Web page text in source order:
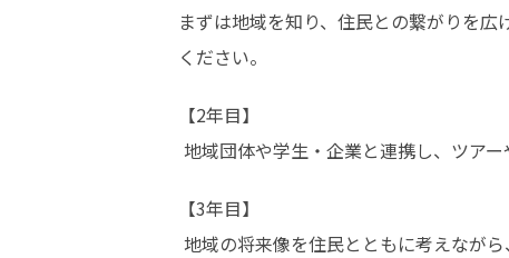
まずは地域を知り、住民との繋がりを
ください。
【2年目】
地域団体や学生・企業と連携し、ツア
【3年目】
地域の将来像を住民とともに考えなが